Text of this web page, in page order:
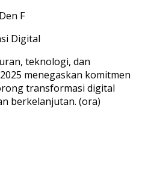
F
Digital
teknologi, dan
menegaskan komitmen
transformasi digital
berkelanjutan. (ora)